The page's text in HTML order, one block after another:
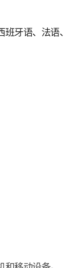
牙语、​法语、​